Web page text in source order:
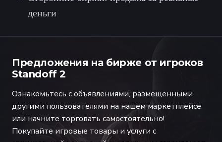
деньги
Предложения на бирже от игроков
Standoff 2
Ознакомьтесь с объявлениями, размещенными
другими пользователями на нашем маркетплейсе
или начните торговать самостоятельно!
Покупайте игровые товары и услуги с